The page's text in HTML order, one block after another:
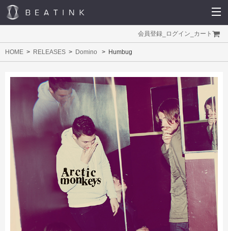
会員登録 ログイン カート
HOME RELEASES Domino Humbug